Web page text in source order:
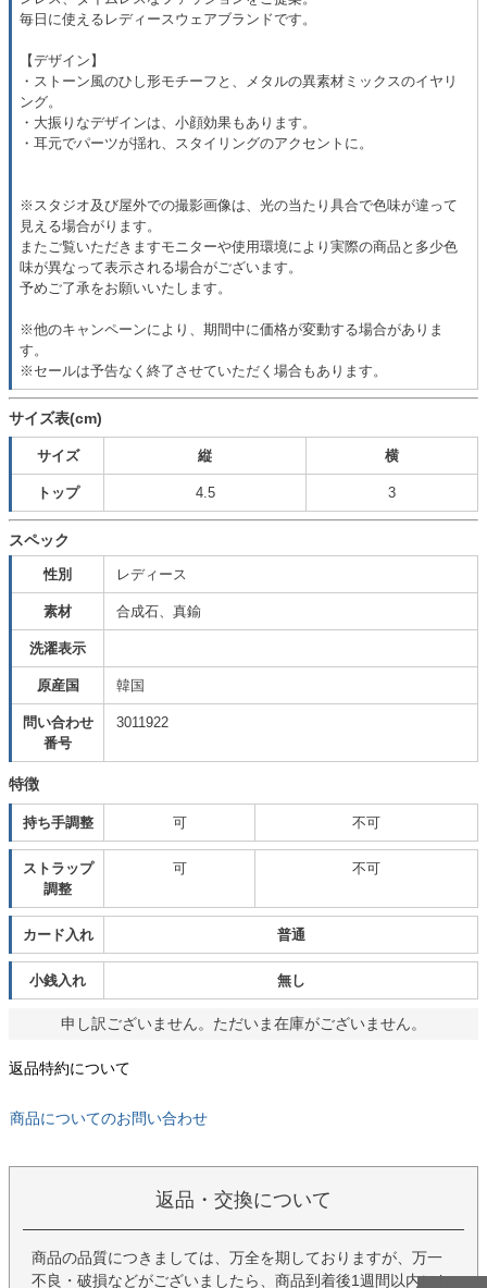
毎日に使えるレディースウェアブランドです。
【デザイン】
・ストーン風のひし形モチーフと、メタルの異素材ミックスのイヤリ
ング。
・大振りなデザインは、小顔効果もあります。
・耳元でパーツが揺れ、スタイリングのアクセントに。
※スタジオ及び屋外での撮影画像は、光の当たり具合で色味が違って
見える場合がります。
またご覧いただきますモニターや使用環境により実際の商品と多少色
味が異なって表示される場合がございます。
予めご了承をお願いいたします。
※他のキャンペーンにより、期間中に価格が変動する場合がありま
す。
※セールは予告なく終了させていただく場合もあります。
サイズ表(cm)
サイズ 縦 横
トップ 4.5 3
スペック
性別 レディース
素材 合成石、真鍮
洗濯表示
原産国 韓国
問い合わせ
番号
3011922
特徴
持ち手調整 可 不可
ストラップ
調整
可 不可
カード入れ 普通
小銭入れ 無し
申し訳ございません。ただいま在庫がございません。
返品特約について
商品についてのお問い合わせ
返品・交換について
商品の品質につきましては、万全を期しておりますが、万一
不良・破損などがございましたら、商品到着後1週間以内にお